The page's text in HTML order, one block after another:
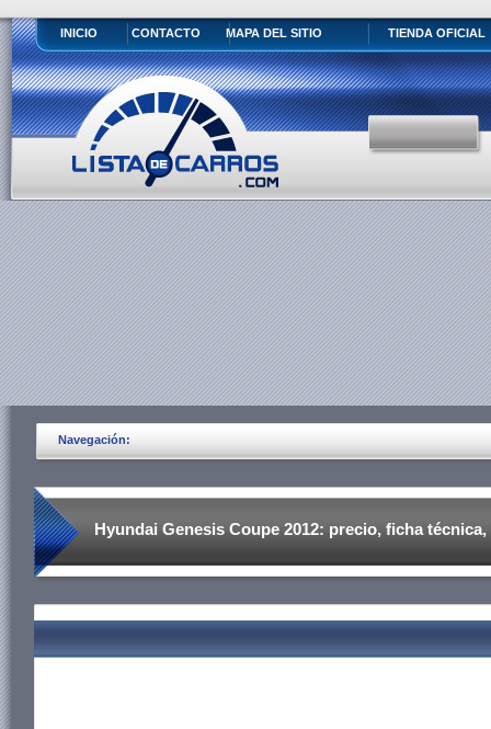
INICIO CONTACTO MAPA DEL SITIO TIENDA OFICIAL
Navegación:
Hyundai Genesis Coupe 2012: precio, ficha